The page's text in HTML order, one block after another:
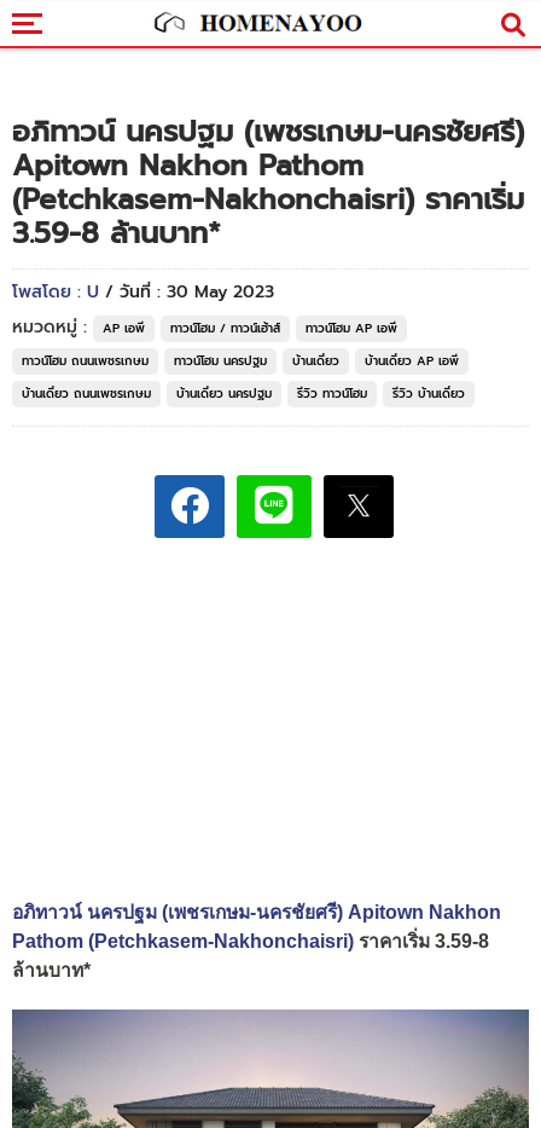
อภิทาวน์ นครปฐม (เพชรเกษม-นครชัยศรี)
Apitown Nakhon Pathom
(Petchkasem-Nakhonchaisri) ราคาเริ่ม
3.59-8 ล้านบาท*
โพสโดย : U / วันที่ : 30 May 2023
หมวดหมู่ :
AP เอพี ทาวน์โฮม / ทาวน์เฮ้าส์
ทาวน์โฮม AP เอพี
ทาวน์โฮม ถนนเพชรเกษม
ทาวน์โฮม นครปฐม บ้านเดี่ยว
บ้านเดี่ยว AP เอพี
บ้านเดี่ยว ถนนเพชรเกษม
บ้านเดี่ยว นครปฐม รีวิว ทาวน์โฮม รีวิว บ้านเดี่ยว
อภิทาวน์ นครปฐม (เพชรเกษม-นครชัยศรี) Apitown Nakhon
Pathom (Petchkasem-Nakhonchaisri) ราคาเริ่ม 3.59-8
ล้านบาท*